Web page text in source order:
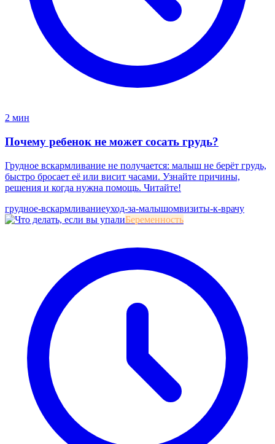
2 мин
Почему ребенок не может сосать грудь?
Грудное вскармливание не получается: малыш не берёт грудь,
быстро бросает её или висит часами. Узнайте причины,
решения и когда нужна помощь. Читайте!
грудное-вскармливаниеуход-за-малышомвизиты-к-врачу
Беременность